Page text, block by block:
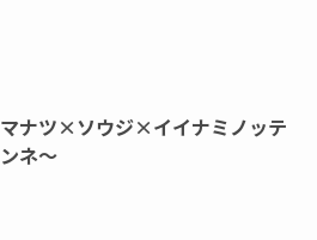
マナツ×ソウジ×イイナミノッテ
ンネ～